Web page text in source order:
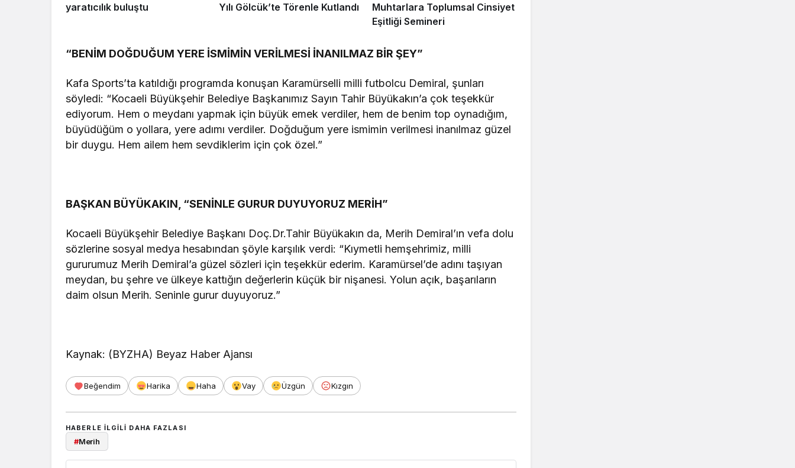
yaratıcılık buluştu
Yılı Gölcük’te Törenle Kutlandı
Muhtarlara Toplumsal Cinsiyet
Eşitliği Semineri
“BENİM DOĞDUĞUM YERE İSMİMİN VERİLMESİ İNANILMAZ BİR ŞEY”
Kafa Sports’ta katıldığı programda konuşan Karamürselli milli futbolcu Demiral, şunları
söyledi: “Kocaeli Büyükşehir Belediye Başkanımız Sayın Tahir Büyükakın’a çok teşekkür
ediyorum. Hem o meydanı yapmak için büyük emek verdiler, hem de benim top oynadığım,
büyüdüğüm o yollara, yere adımı verdiler. Doğduğum yere ismimin verilmesi inanılmaz güzel
bir duygu. Hem ailem hem sevdiklerim için çok özel.”
BAŞKAN BÜYÜKAKIN, “SENİNLE GURUR DUYUYORUZ MERİH”
Kocaeli Büyükşehir Belediye Başkanı Doç.Dr.Tahir Büyükakın da, Merih Demiral’ın vefa dolu
sözlerine sosyal medya hesabından şöyle karşılık verdi: “Kıymetli hemşehrimiz, milli
gururumuz Merih Demiral’a güzel sözleri için teşekkür ederim. Karamürsel’de adını taşıyan
meydan, bu şehre ve ülkeye kattığın değerlerin küçük bir nişanesi. Yolun açık, başarıların
daim olsun Merih. Seninle gurur duyuyoruz.”
Kaynak: (BYZHA) Beyaz Haber Ajansı
Beğendim Harika Haha Vay Üzgün Kızgın
HABERLE ILGILI DAHA FAZLASI
#Merih